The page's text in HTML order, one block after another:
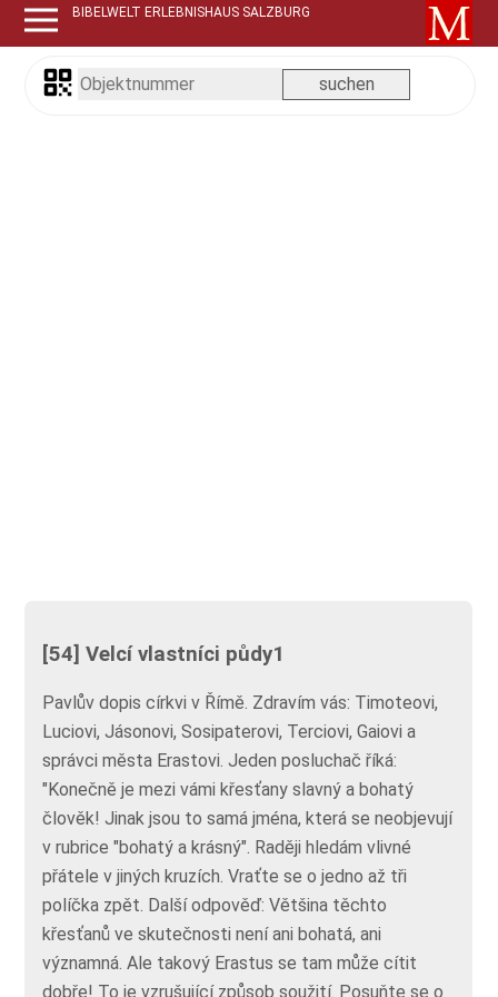
BIBELWELT ERLEBNISHAUS SALZBURG
[54] Velcí vlastníci půdy1
Pavlův dopis církvi v Římě. Zdravím vás: Timoteovi,
Luciovi, Jásonovi, Sosipaterovi, Terciovi, Gaiovi a
správci města Erastovi. Jeden posluchač říká:
"Konečně je mezi vámi křesťany slavný a bohatý
člověk! Jinak jsou to samá jména, která se neobjevují
v rubrice "bohatý a krásný". Raději hledám vlivné
přátele v jiných kruzích. Vraťte se o jedno až tři
políčka zpět. Další odpověď: Většina těchto
křesťanů ve skutečnosti není ani bohatá, ani
významná. Ale takový Erastus se tam může cítit
dobře! To je vzrušující způsob soužití. Posuňte se o